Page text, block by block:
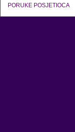
PORUKE POSJETIOCA